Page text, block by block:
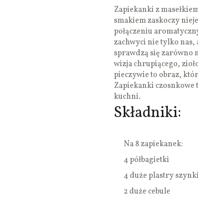
Zapiekanki z
smakiem zaskoczy
połączeniu
zachwyci nie tylko nas,
sprawdzą się zarówno
wizja chrupiącego,
pieczywie to obraz,
Zapiekanki czosnkowe
kuchni.
Składniki:
Na 8 zapiekanek:
4 półbagietki
4 duże plastry
2 duże cebule